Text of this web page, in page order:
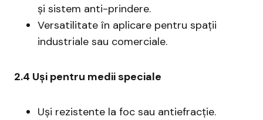
și sistem anti-prindere.
Versatilitate în aplicare pentru spații
industriale sau comerciale.
2.4 Uși pentru medii speciale
Uși rezistente la foc sau antiefracție.